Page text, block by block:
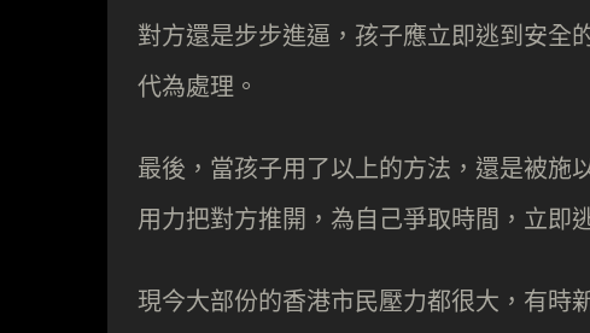
對方還是步步進逼，孩子應立即逃到安全
代為處理。
最後，當孩子用了以上的方法，還是被施
用力把對方推開，為自己爭取時間，立即
現今大部份的香港市民壓力都很大，有時